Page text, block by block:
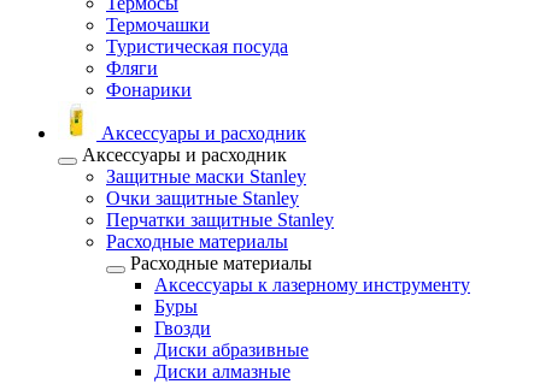
Термочашки
Туристическая посуда
Фляги
Фонарики
Аксессуары и расходник
Аксессуары и расходник
Защитные маски Stanley
Очки защитные Stanley
Перчатки защитные Stanley
Расходные материалы
Расходные материалы
Аксессуары к лазерному инструменту
Буры
Гвозди
Диски абразивные
Диски алмазные